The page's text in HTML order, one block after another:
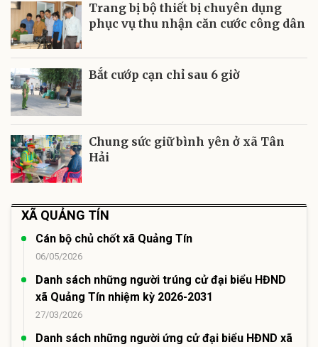
Trang bị bộ thiết bị chuyên dụng
phục vụ thu nhận căn cước công dân
Bắt cướp cạn chỉ sau 6 giờ
Chung sức giữ bình yên ở xã Tân
Hải
XÃ QUẢNG TÍN
Cán bộ chủ chốt xã Quảng Tín
06/05/2026
Danh sách những người trúng cử đại biểu HĐND
xã Quảng Tín nhiệm kỳ 2026-2031
27/03/2026
Danh sách những người ứng cử đại biểu HĐND xã